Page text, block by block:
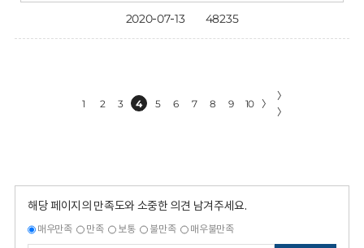
2020-07-13 48235
1 2 3 4 5 6 7 8 9 10 〉
〉
〉
해당 페이지의 만족도와 소중한 의견 남겨주세요.
매우만족 만족 보통 불만족 매우불만족